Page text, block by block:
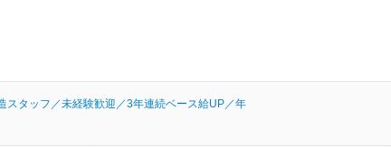
スタッフ／未経験歓迎／3年連続ベース給UP／年